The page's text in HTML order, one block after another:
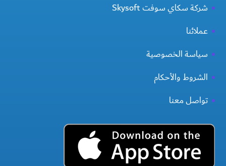
شركة سكاي سوفت Skysoft
عملائنا
سياسة الخصوصية
الشروط والأحكام
تواصل معنا